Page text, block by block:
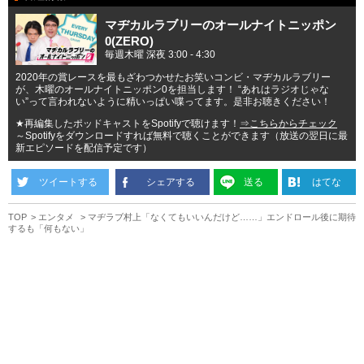
マヂカルラブリーのオールナイトニッポン
0(ZERO)
毎週木曜 深夜 3:00 - 4:30
2020年の賞レースを最もざわつかせたお笑いコンビ・マヂカルラブリー
が、木曜のオールナイトニッポン0を担当します！ “あれはラジオじゃな
い”って言われないように精いっぱい喋ってます。是非お聴きください！
★再編集したポッドキャストをSpotifyで聴けます！ ⇒こちらからチェック
～Spotifyをダウンロードすれば無料で聴くことができます（放送の翌日に最
新エピソードを配信予定です）
ツイートする シェアする 送る はてな
TOP エンタメ
マヂラブ村上「なくてもいいんだけど……」エンドロール後に期待
するも「何もない」